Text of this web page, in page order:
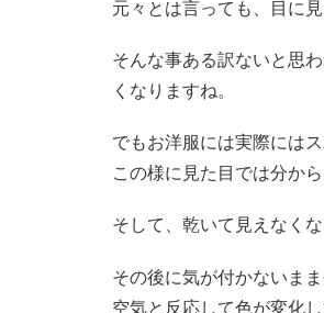
元々とは言っても、目に
そんな事ある訳ないと思
くなりますね。
でもお洋服には実際には
この様に見た目では分か
そして、乾いて見えなく
その後に気が付かないま
空気と反応して色が変化